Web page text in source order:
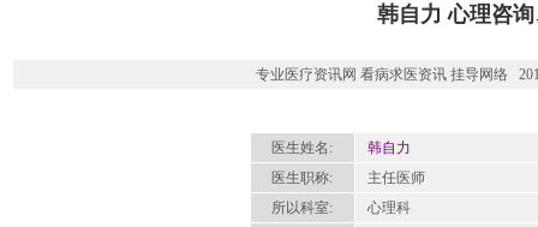
韩自力 心理咨
专业医疗资讯网 看病求医资讯 挂导网络
医生姓名:
韩自力
医生职称:
主任医师
所以科室:
心理科